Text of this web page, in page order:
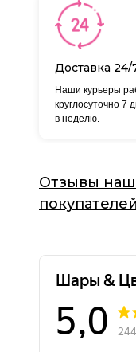
Доставка 24/
Наши курьеры
круглосуточно 7
в неделю.
Отзывы